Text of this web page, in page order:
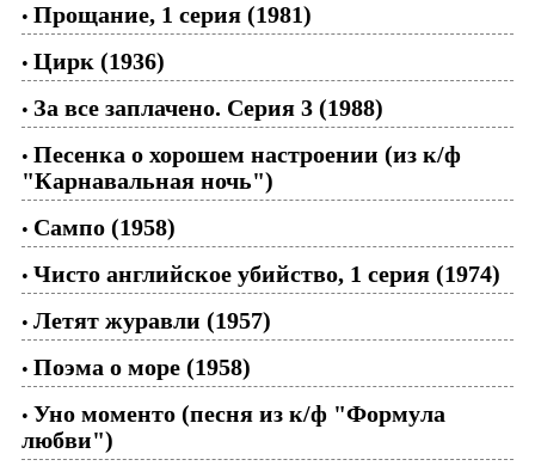
• Прощание, 1 серия (1981)
• Цирк (1936)
• За все заплачено. Серия 3 (1988)
• Песенка о хорошем настроении (из к/ф
"Карнавальная ночь")
• Сампо (1958)
• Чисто английское убийство, 1 серия (1974)
• Летят журавли (1957)
• Поэма о море (1958)
• Уно моменто (песня из к/ф "Формула
любви")